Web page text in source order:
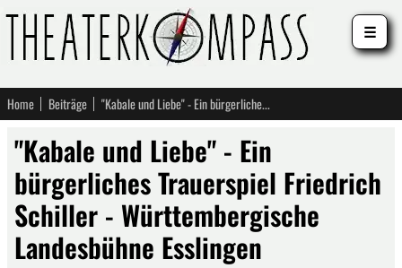
Home Beiträge "Kabale und Liebe" - Ein bürgerliches Trauerspiel Friedrich Schiller - Württembergische Landesbühne Esslingen
"Kabale und Liebe" - Ein
bürgerliches Trauerspiel Friedrich
Schiller - Württembergische
Landesbühne Esslingen
☰